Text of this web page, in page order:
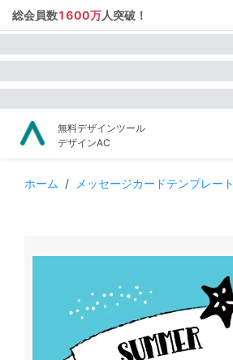
総会員数1600万人突破！
無料デザインツール
デザインAC
ホーム / メッセージカードテンプレート